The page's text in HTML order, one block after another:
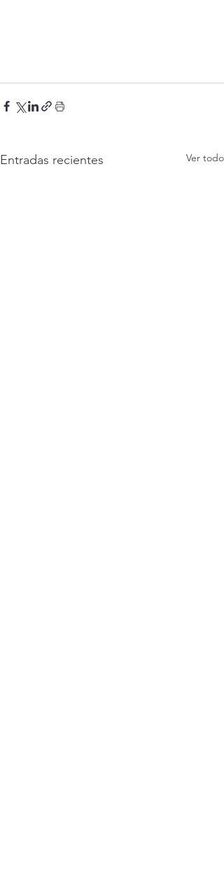
Entradas recientes Ver todo